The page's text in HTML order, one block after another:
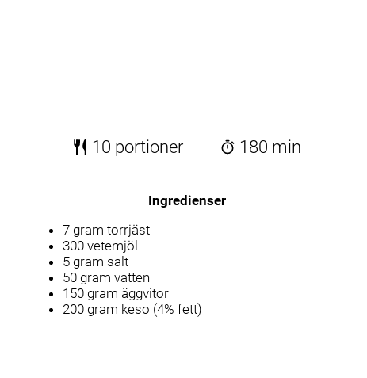
10 portioner 180 min
Ingredienser
7 gram torrjäst
300 vetemjöl
5 gram salt
50 gram vatten
150 gram äggvitor
200 gram keso (4% fett)